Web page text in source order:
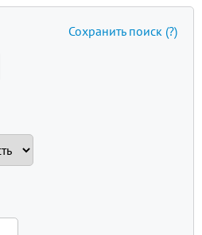
Сохранить поиск (?)